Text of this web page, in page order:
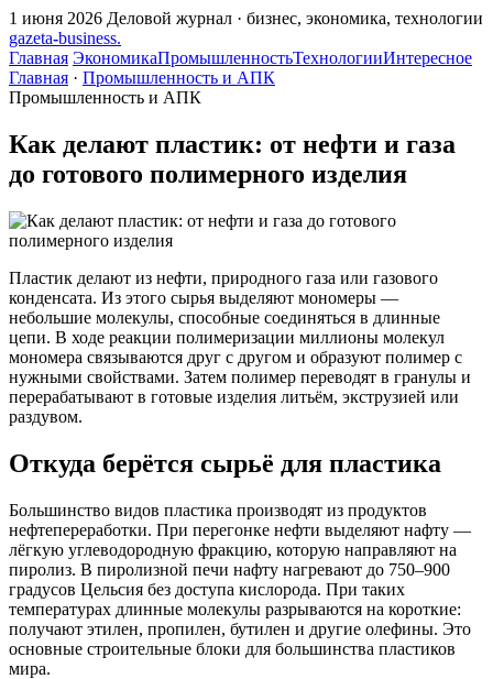
1 июня 2026 Деловой журнал · бизнес, экономика, технологии
gazeta-business.
Главная ЭкономикаПромышленностьТехнологииИнтересное
Главная · Промышленность и АПК
Промышленность и АПК
Как делают пластик: от нефти и газа
до готового полимерного изделия
Пластик делают из нефти, природного газа или газового
конденсата. Из этого сырья выделяют мономеры —
небольшие молекулы, способные соединяться в длинные
цепи. В ходе реакции полимеризации миллионы молекул
мономера связываются друг с другом и образуют полимер с
нужными свойствами. Затем полимер переводят в гранулы и
перерабатывают в готовые изделия литьём, экструзией или
раздувом.
Откуда берётся сырьё для пластика
Большинство видов пластика производят из продуктов
нефтепереработки. При перегонке нефти выделяют нафту —
лёгкую углеводородную фракцию, которую направляют на
пиролиз. В пиролизной печи нафту нагревают до 750–900
градусов Цельсия без доступа кислорода. При таких
температурах длинные молекулы разрываются на короткие:
получают этилен, пропилен, бутилен и другие олефины. Это
основные строительные блоки для большинства пластиков
мира.